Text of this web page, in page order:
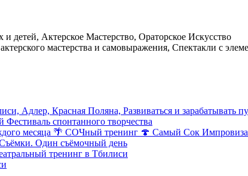
и детей, Актерское Мастерство, Ораторское Искусство
мастерства и самовыражения, Спектакли с
Адлер, Красная Поляна, Развиваться и зарабатывать
Фестиваль спонтанного творчества
месяца 🌴 СОЧный тренинг 🍄 Самый Сок
Один съёмочный день
тренинг в Тбилиси